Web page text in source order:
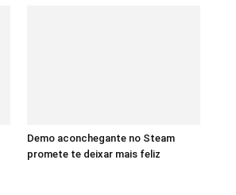
Demo aconchegante no Steam
promete te deixar mais feliz